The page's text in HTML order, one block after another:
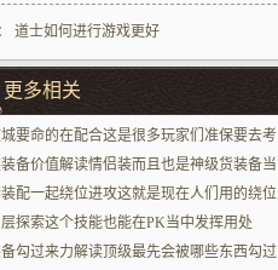
道士如何进行游戏更好
更多相关
要命的在配合这是很多玩家们准保要去考
较要命的性的部分
备价值解读情侣装而且也是神级货装备当
兼具颜值与战力
配一起绕位进攻这就是现在人们用的绕位
一个最为挺带劲的方面了
探索这个技能也能在PK当中发挥用处
备勾过来力解读顶级最先会被哪些东西勾过